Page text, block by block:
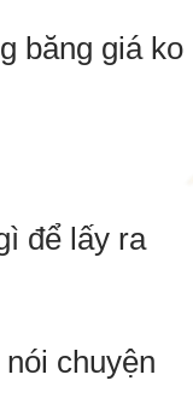
băng giá ko
để lấy ra
chuyện